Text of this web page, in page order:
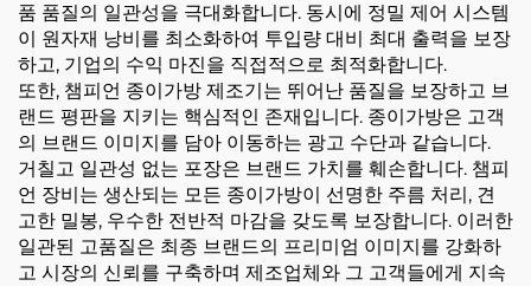
품 품질의 일관성을 극대화합니다. 동시에 정밀 제어 시스템
이 원자재 낭비를 최소화하여 투입량 대비 최대 출력을 보장
하고, 기업의 수익 마진을 직접적으로 최적화합니다.
또한, 챔피언 종이가방 제조기는 뛰어난 품질을 보장하고 브
랜드 평판을 지키는 핵심적인 존재입니다. 종이가방은 고객
의 브랜드 이미지를 담아 이동하는 광고 수단과 같습니다.
거칠고 일관성 없는 포장은 브랜드 가치를 훼손합니다. 챔피
언 장비는 생산되는 모든 종이가방이 선명한 주름 처리, 견
고한 밀봉, 우수한 전반적 마감을 갖도록 보장합니다. 이러한
일관된 고품질은 최종 브랜드의 프리미엄 이미지를 강화하
고 시장의 신뢰를 구축하며 제조업체와 그 고객들에게 지속